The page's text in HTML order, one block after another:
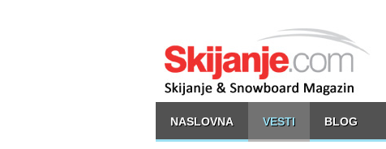
NASLOVNA VESTI BLOG